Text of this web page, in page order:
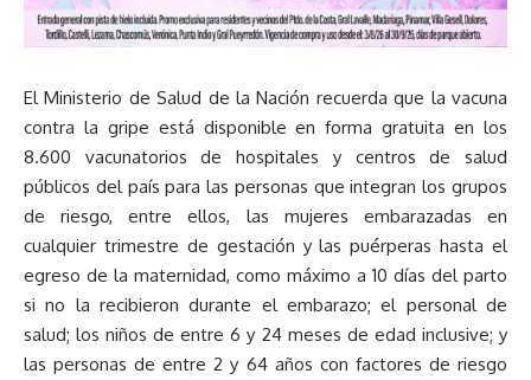
El Ministerio de Salud de la Nación recuerda que la vacuna
contra la gripe está disponible en forma gratuita en los
8.600 vacunatorios de hospitales y centros de salud
públicos del país para las personas que integran los grupos
de riesgo, entre ellos, las mujeres embarazadas en
cualquier trimestre de gestación y las puérperas hasta el
egreso de la maternidad, como máximo a 10 días del parto
si no la recibieron durante el embarazo; el personal de
salud; los niños de entre 6 y 24 meses de edad inclusive; y
las personas de entre 2 y 64 años con factores de riesgo